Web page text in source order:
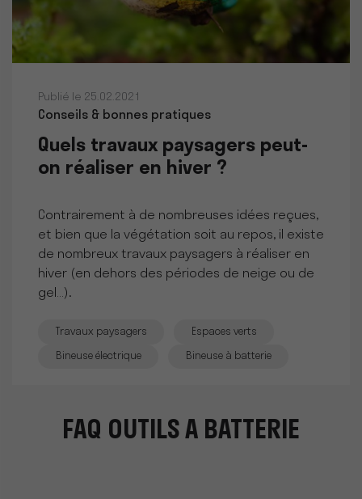
Publié le 25.02.2021
Conseils & bonnes pratiques
Quels travaux paysagers peut-
on réaliser en hiver ?
Contrairement à de nombreuses idées reçues,
et bien que la végétation soit au repos, il existe
de nombreux travaux paysagers à réaliser en
hiver (en dehors des périodes de neige ou de
gel…).
Travaux paysagers Espaces verts
Bineuse électrique Bineuse à batterie
FAQ OUTILS À BATTERIE